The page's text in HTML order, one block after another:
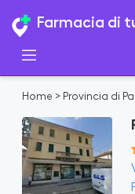
Farmacia di
Home > Provincia di